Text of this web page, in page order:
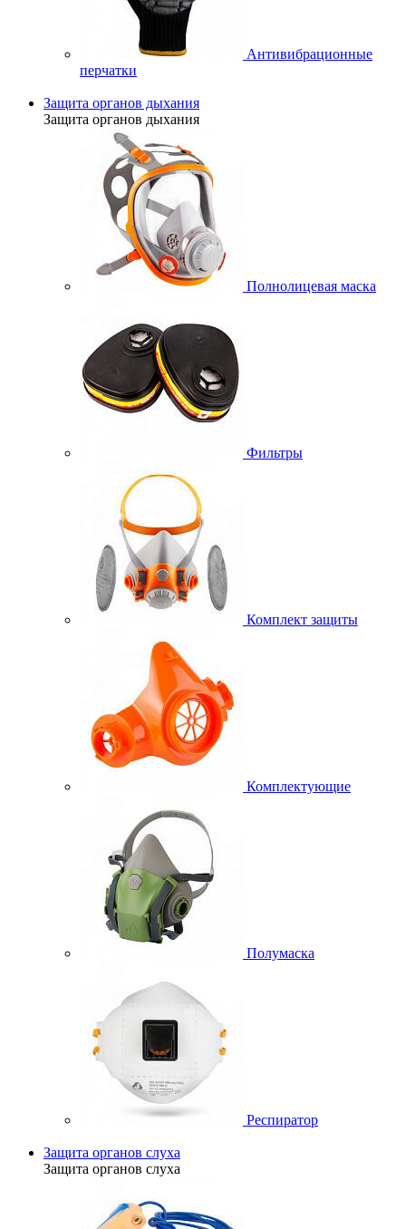
Антивибрационные
перчатки
Защита органов дыхания
Защита органов дыхания
Полнолицевая маска
Фильтры
Комплект защиты
Комплектующие
Полумаска
Респиратор
Защита органов слуха
Защита органов слуха